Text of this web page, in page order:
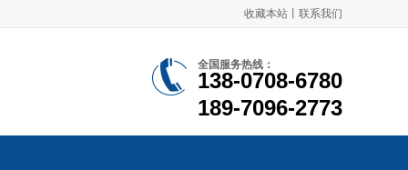
收藏本站 联系我们
全国服务热线：
138-0708-6780
189-7096-2773